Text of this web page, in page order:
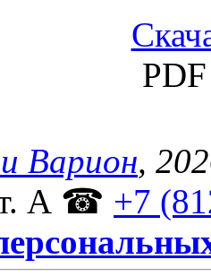
Варион,
А ☎ +7